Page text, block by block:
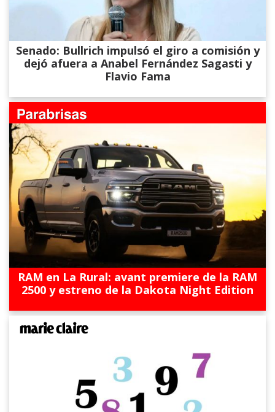
Senado: Bullrich impulsó el giro a comisión y
dejó afuera a Anabel Fernández Sagasti y
Flavio Fama
RAM en La Rural: avant premiere de la RAM
2500 y estreno de la Dakota Night Edition